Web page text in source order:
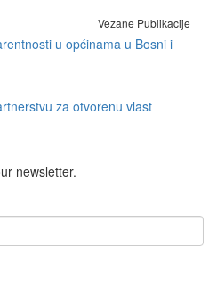
Vezane Publikacije
u općinama u Bosni i
za otvorenu vlast
newsletter.